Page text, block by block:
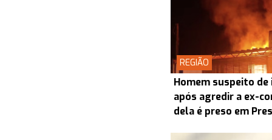
REGIÃO
Homem suspeito de
após agredir a ex-
dela é preso em